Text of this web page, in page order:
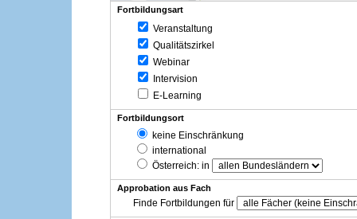
Fortbildungsart
Veranstaltung
Qualitätszirkel
Webinar
Intervision
E-Learning
Fortbildungsort
keine Einschränkung
international
Österreich: in
Approbation aus Fach
Finde Fortbildungen für